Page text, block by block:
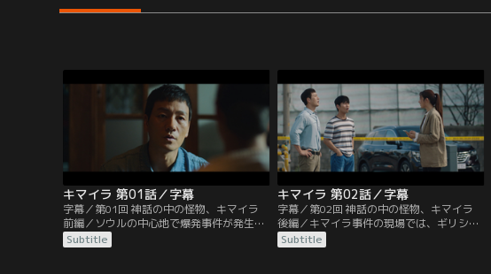
キマイラ 第01話／字幕
字幕／第01回 神話の中の怪物、キマイラ
前編／ソウルの中心地で爆発事件が発生し
車が全焼、運転手は死亡した。捜査を担当
する刑事のジェファンは、着火源が全く見
Subtitle
キマイラ 第02話／字幕
字幕／第02回 神話の中の怪物、キマイラ
後編／キマイラ事件の現場では、ギリシャ
神話の怪物キマイラの絵が施されたライタ
ーが必ず発見されていた。ジェファンは今
Subtitle